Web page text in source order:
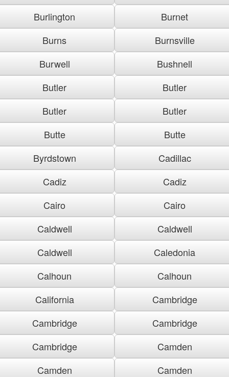
Burlington
Burnet
Burns
Burnsville
Burwell
Bushnell
Butler
Butler
Butler
Butler
Butte
Butte
Byrdstown
Cadillac
Cadiz
Cadiz
Cairo
Cairo
Caldwell
Caldwell
Caldwell
Caledonia
Calhoun
Calhoun
California
Cambridge
Cambridge
Cambridge
Cambridge
Camden
Camden
Camden